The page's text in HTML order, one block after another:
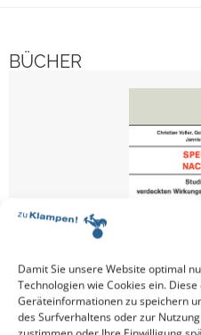
Damit Sie unsere Website optimal
Technologien wie Cookies ein.
Geräteinformationen zu speichern
des Surfverhaltens oder zur
BÜCHER
CHRISTIAN VOLLER,